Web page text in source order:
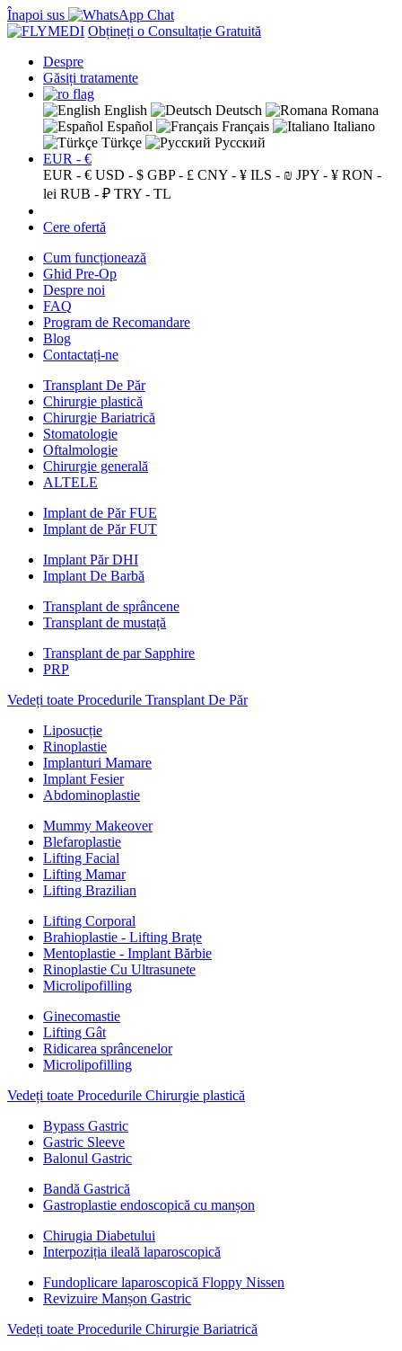
Înapoi sus
Obțineți o Consultație Gratuită
Despre
Găsiți tratamente
English Deutsch
Romana
Español
Français
Italiano
Türkçe
Русский
EUR - €
EUR - € USD - $ GBP - £ CNY - ¥ ILS - ₪ JPY - ¥ RON -
lei RUB - ₽ TRY - TL
Cere ofertă
Cum funcționează
Ghid Pre-Op
Despre noi
FAQ
Program de Recomandare
Blog
Contactați-ne
Transplant De Păr
Chirurgie plastică
Chirurgie Bariatrică
Stomatologie
Oftalmologie
Chirurgie generală
ALTELE
Implant de Păr FUE
Implant de Păr FUT
Implant Păr DHI
Implant De Barbă
Transplant de sprâncene
Transplant de mustață
Transplant de par Sapphire
PRP
Vedeți toate Procedurile Transplant De Păr
Liposucție
Rinoplastie
Implanturi Mamare
Implant Fesier
Abdominoplastie
Mummy Makeover
Blefaroplastie
Lifting Facial
Lifting Mamar
Lifting Brazilian
Lifting Corporal
Brahioplastie - Lifting Brațe
Mentoplastie - Implant Bărbie
Rinoplastie Cu Ultrasunete
Microlipofilling
Ginecomastie
Lifting Gât
Ridicarea sprâncenelor
Microlipofilling
Vedeți toate Procedurile Chirurgie plastică
Bypass Gastric
Gastric Sleeve
Balonul Gastric
Bandă Gastrică
Gastroplastie endoscopică cu manșon
Chirugia Diabetului
Interpoziția ileală laparoscopică
Fundoplicare laparoscopică Floppy Nissen
Revizuire Manșon Gastric
Vedeți toate Procedurile Chirurgie Bariatrică